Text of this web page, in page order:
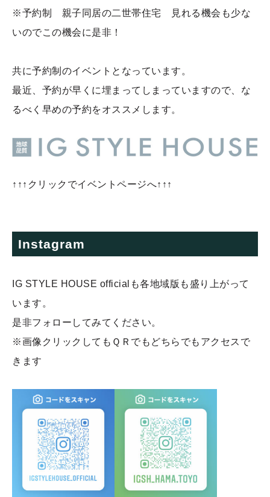
※予約制 親子同居の二世帯住宅 見れる機会も少な
いのでこの機会に是非！
共に予約制のイベントとなっています。
最近、予約が早くに埋まってしまっていますので、な
るべく早めの予約をオススメします。
↑↑↑クリックでイベントページへ↑↑↑
Instagram
IG STYLE HOUSE officialも各地域版も盛り上がって
います。
是非フォローしてみてください。
※画像クリックしてもＱＲでもどちらでもアクセスで
きます